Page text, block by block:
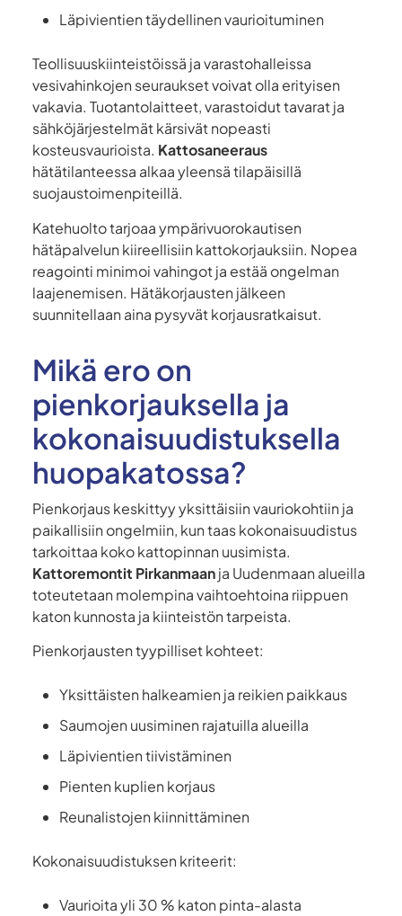
Läpivientien täydellinen vaurioituminen
Teollisuuskiinteistöissä ja varastohalleissa
vesivahinkojen seuraukset voivat olla erityisen
vakavia. Tuotantolaitteet, varastoidut tavarat ja
sähköjärjestelmät kärsivät nopeasti
kosteusvaurioista. Kattosaneeraus
hätätilanteessa alkaa yleensä tilapäisillä
suojaustoimenpiteillä.
Katehuolto tarjoaa ympärivuorokautisen
hätäpalvelun kiireellisiin kattokorjauksiin. Nopea
reagointi minimoi vahingot ja estää ongelman
laajenemisen. Hätäkorjausten jälkeen
suunnitellaan aina pysyvät korjausratkaisut.
Mikä ero on
pienkorjauksella ja
kokonaisuudistuksella
huopakatossa?
Pienkorjaus keskittyy yksittäisiin vauriokohtiin ja
paikallisiin ongelmiin, kun taas kokonaisuudistus
tarkoittaa koko kattopinnan uusimista.
Kattoremontit Pirkanmaanja Uudenmaan alueilla
toteutetaan molempina vaihtoehtoina riippuen
katon kunnosta ja kiinteistön tarpeista.
Pienkorjausten tyypilliset kohteet:
Yksittäisten halkeamien ja reikien paikkaus
Saumojen uusiminen rajatuilla alueilla
Läpivientien tiivistäminen
Pienten kuplien korjaus
Reunalistojen kiinnittäminen
Kokonaisuudistuksen kriteerit:
Vaurioita yli 30 % katon pinta-alasta